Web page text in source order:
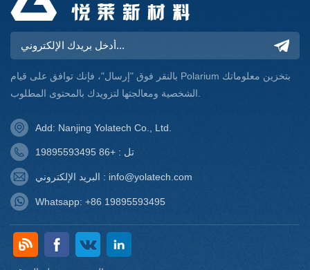
بالنقر فوق "إرسال"، فإنك توافق على قيام Polarium بتخزين معلوماتك
Add: Nanjing Yolatech Co., Ltd.
تل : +86 19895593495
البريد الإلكتروني : info@yolatech.com
Whatsapp: +86 19895593495